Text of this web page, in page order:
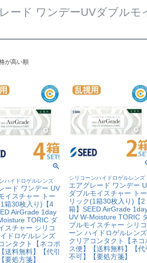
レード ワンデーUVダブルモ
が高い順
ハイドロゲルレンズ
ード ワンデー UV
イスチャー トー
箱30枚入り)【4
AirGrade 1day
TORIC ダ
スチャー シリコ
ドロゲルレンズ
ンタクト【ネコポ
送料無料】【代引
要処方箋】
シリコーンハイドロゲルレンズ
エアグレード ワンデー
ダブルモイスチャー トー
リック(1箱30枚入り)【2
箱】SEED AirGrade
UV W-Moisture TORIC
ブルモイスチャー シリコ
ーン ハイドロゲルレンズ
クリアコンタクト【ネコ
ス便】【送料無料】【代
不可】【要処方箋】